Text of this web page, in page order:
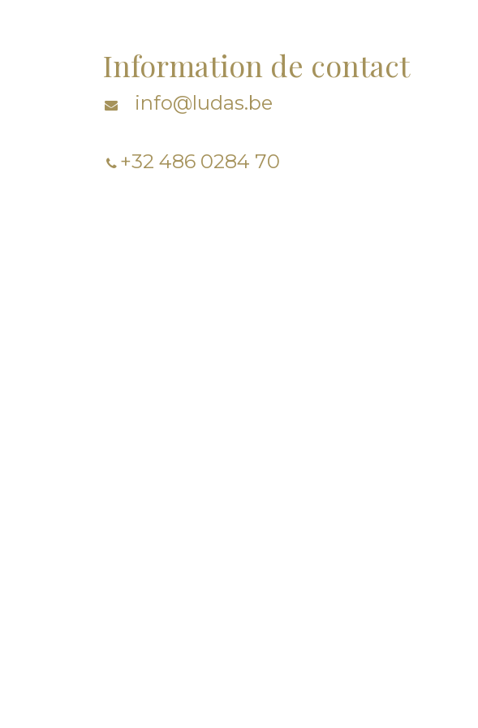
Information de contact
info@ludas.be
+32 486 0284 70